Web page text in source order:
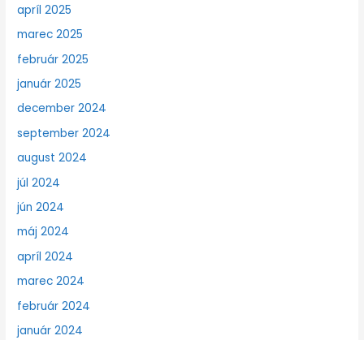
apríl 2025
marec 2025
február 2025
január 2025
december 2024
september 2024
august 2024
júl 2024
jún 2024
máj 2024
apríl 2024
marec 2024
február 2024
január 2024